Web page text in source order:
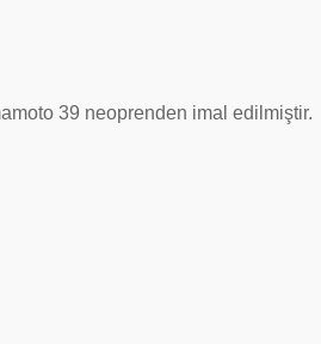
39 neoprenden imal edilmiştir.